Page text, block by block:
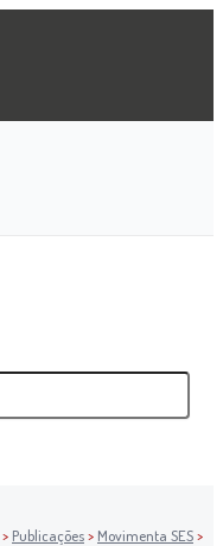
> Publicações> Movimenta SES>